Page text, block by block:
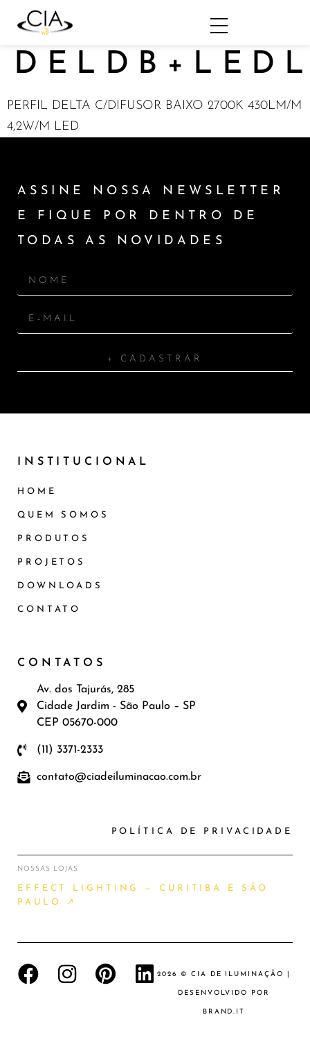
PERFIL DELTA C/DIFUSOR BAIXO 2700K 430LM/M
4,2W/M LED
ASSINE NOSSA NEWSLETTER
E FIQUE POR DENTRO DE
TODAS AS NOVIDADES
+ CADASTRAR
INSTITUCIONAL
HOME
QUEM SOMOS
PRODUTOS
PROJETOS
DOWNLOADS
CONTATO
CONTATOS
Av. dos Tajurás, 285
Cidade Jardim - São Paulo – SP
CEP 05670-000
(11) 3371-2333
contato@ciadeiluminacao.com.br
POLÍTICA DE PRIVACIDADE
NOSSAS LOJAS
EFFECT LIGHTING — CURITIBA E SÃO
PAULO ↗
2026 © CIA DE ILUMINAÇÃO |
DESENVOLVIDO POR
BRAND.IT